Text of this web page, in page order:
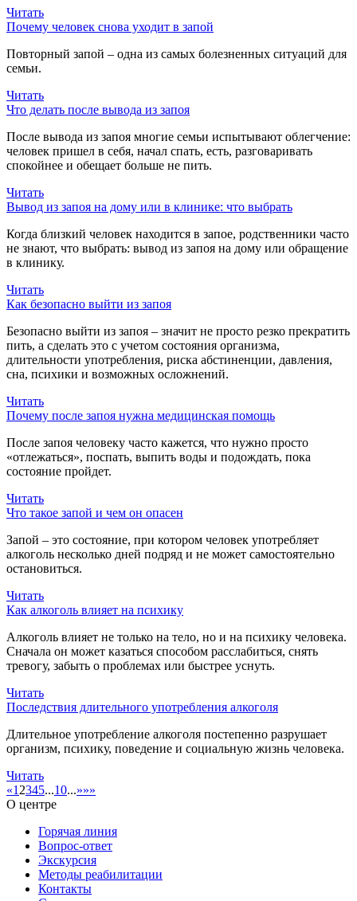
Читать
Почему человек снова уходит в запой
Повторный запой – одна из самых болезненных ситуаций для
семьи.
Читать
Что делать после вывода из запоя
После вывода из запоя многие семьи испытывают облегчение:
человек пришел в себя, начал спать, есть, разговаривать
спокойнее и обещает больше не пить.
Читать
Вывод из запоя на дому или в клинике: что выбрать
Когда близкий человек находится в запое, родственники часто
не знают, что выбрать: вывод из запоя на дому или обращение
в клинику.
Читать
Как безопасно выйти из запоя
Безопасно выйти из запоя – значит не просто резко прекратить
пить, а сделать это с учетом состояния организма,
длительности употребления, риска абстиненции, давления,
сна, психики и возможных осложнений.
Читать
Почему после запоя нужна медицинская помощь
После запоя человеку часто кажется, что нужно просто
«отлежаться», поспать, выпить воды и подождать, пока
состояние пройдет.
Читать
Что такое запой и чем он опасен
Запой – это состояние, при котором человек употребляет
алкоголь несколько дней подряд и не может самостоятельно
остановиться.
Читать
Как алкоголь влияет на психику
Алкоголь влияет не только на тело, но и на психику человека.
Сначала он может казаться способом расслабиться, снять
тревогу, забыть о проблемах или быстрее уснуть.
Читать
Последствия длительного употребления алкоголя
Длительное употребление алкоголя постепенно разрушает
организм, психику, поведение и социальную жизнь человека.
Читать
«1 2345...10...»»»
О центре
Горячая линия
Вопрос-ответ
Экскурсия
Методы реабилитации
Контакты